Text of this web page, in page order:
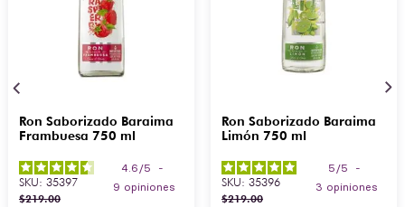
Ron Saborizado Baraima
Frambuesa 750 ml
4.6 /5
-
9 opiniones
SKU: 35397
$219.00
Ron Saborizado Baraima
Limón 750 ml
5 /5
-
3 opiniones
SKU: 35396
$219.00